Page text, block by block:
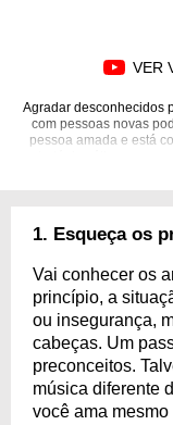
VER
Agradar desconhecidos
com pessoas novas
pessoa amada e está
estratégias ótimas para
1. Esqueça os
Vai conhecer os
princípio, a
ou insegurança,
cabeças. Um
preconceitos.
música diferente
você ama